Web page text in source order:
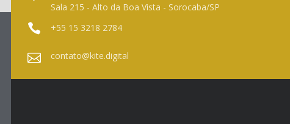
Sala 215 - Alto da Boa Vista - Sorocaba/SP
+55 15 3218 2784
contato@kite.digital